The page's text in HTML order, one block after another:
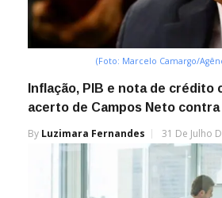
(Foto: Marcelo Camargo/
Inflação, PIB e nota de crédito
acerto de Campos Neto
By Luzimara Fernandes 31 De Julho